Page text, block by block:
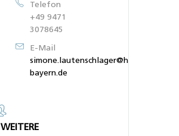
Telefon
+49 9471
3078645
E-Mail
simone.lautenschlager@heimat-
bayern.de
WEITERE